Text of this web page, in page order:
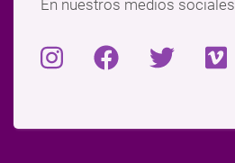
En nuestros medios sociales